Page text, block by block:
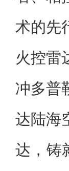
术的先
火控雷
冲多普
达陆海
达，铸